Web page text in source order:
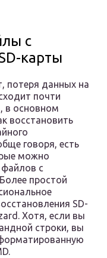
с
карты
потеря данных на
почти
в основном
восстановить
говоря, есть
можно
с
простой
SD-
Хотя, если вы
строки, вы